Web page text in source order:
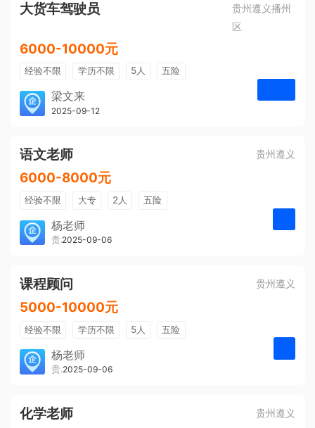
大货车驾驶员
贵州遵义播州
区
6000-10000元
经验不限 学历不限 5人
五险
免费培训
包住宿
梁文来
贵州璟琦物流有限公司
2025-09-12
语文老师 贵州遵义
6000-8000元
经验不限 大专 2人
五险
带薪年假
年终奖
免费培训
包住宿
杨老师
贵州大美前程文化发展有限公司
2025-09-06
课程顾问 贵州遵义
5000-10000元
经验不限 学历不限 5人
五险
带薪年假
年终奖
免费培训
包住宿
杨老师
贵州大美前程文化发展有限公司
2025-09-06
化学老师 贵州遵义